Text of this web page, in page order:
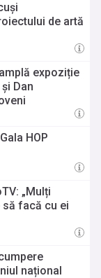
de artă
expoziție
Dan
HOP
„Mulți
să facă cu ei
național